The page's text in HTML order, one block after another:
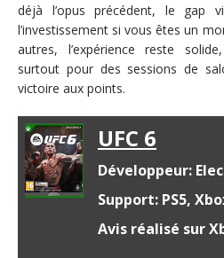
déjà l’opus précédent, le gap
l’investissement si vous êtes un
autres, l’expérience reste
surtout pour des sessions de
victoire aux points.
UFC 6
Développeur:
Support: PS5,
Avis réalisé sur